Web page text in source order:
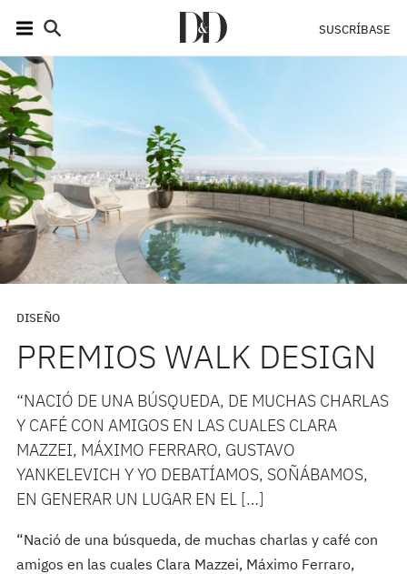
SUSCRÍBASE
DISEÑO
PREMIOS WALK DESIGN
“NACIÓ DE UNA BÚSQUEDA, DE MUCHAS CHARLAS
Y CAFÉ CON AMIGOS EN LAS CUALES CLARA
MAZZEI, MÁXIMO FERRARO, GUSTAVO
YANKELEVICH Y YO DEBATÍAMOS, SOÑÁBAMOS,
EN GENERAR UN LUGAR EN EL […]
“Nació de una búsqueda, de muchas charlas y café con
amigos en las cuales Clara Mazzei, Máximo Ferraro,